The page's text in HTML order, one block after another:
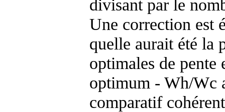
divisant par le
Une correction est
quelle aurait été la
optimales de
optimum - Wh/Wc
comparatif